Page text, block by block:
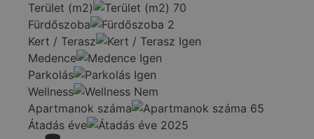
Terület (m2)
70
Fürdőszoba
2
Kert / Terasz
Igen
Medence
Igen
Parkolás
Igen
Wellness
Nem
Apartmanok száma
65
Átadás éve
2025